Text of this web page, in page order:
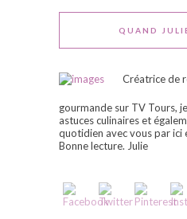
QUAND
Créatrice de
gourmande sur TV Tours,
astuces culinaires et
quotidien avec vous par ici
Bonne lecture. Julie